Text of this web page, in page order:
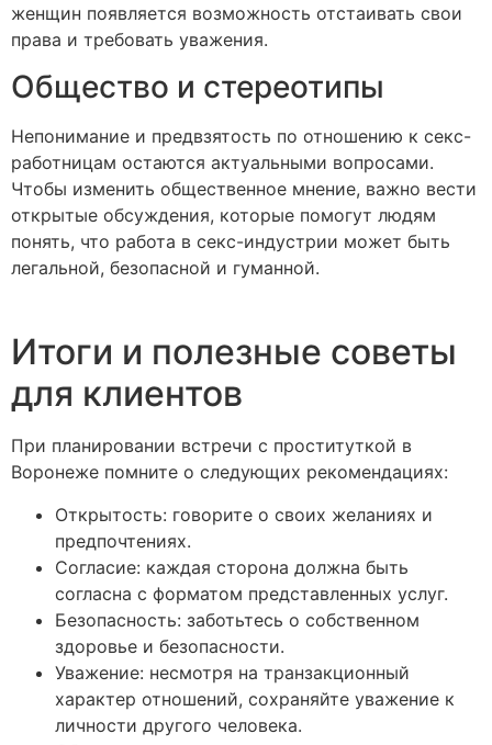
женщин появляется возможность отстаивать свои
права и требовать уважения.
Общество и стереотипы
Непонимание и предвзятость по отношению к секс-
работницам остаются актуальными вопросами.
Чтобы изменить общественное мнение, важно вести
открытые обсуждения, которые помогут людям
понять, что работа в секс-индустрии может быть
легальной, безопасной и гуманной.
Итоги и полезные советы
для клиентов
При планировании встречи с проституткой в
Воронеже помните о следующих рекомендациях:
Открытость: говорите о своих желаниях и
предпочтениях.
Согласие: каждая сторона должна быть
согласна с форматом представленных услуг.
Безопасность: заботьтесь о собственном
здоровье и безопасности.
Уважение: несмотря на транзакционный
характер отношений, сохраняйте уважение к
личности другого человека.